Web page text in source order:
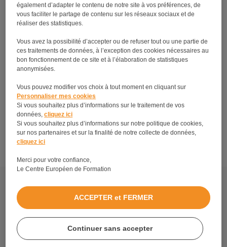
Réussir son examen du CAP Esthétique :
inscription, préparation et épreuves
avec la formation CAP Esthétique.
Mentions légales
Politique de protection de vos données personnelles
Blog Petite Enfance
également d’adapter le contenu de notre site à vos préférences, de
vous faciliter le partage de contenu sur les réseaux sociaux et de
réaliser des statistiques.
Vous avez la possibilité d’accepter ou de refuser tout ou une partie de
ces traitements de données, à l’exception des cookies nécessaires au
bon fonctionnement de ce site et à l’élaboration de statistiques
anonymisées.
Vous pouvez modifier vos choix à tout moment en cliquant sur
Personnaliser mes cookies
Si vous souhaitez plus d’informations sur le traitement de vos
données,cliquez ici
Si vous souhaitez plus d’informations sur notre politique de cookies,
sur nos partenaires et sur la finalité de notre collecte de données,
cliquez ici
Merci pour votre confiance,
Le Centre Européen de Formation
Continuer sans accepter
ACCEPTER et FERMER